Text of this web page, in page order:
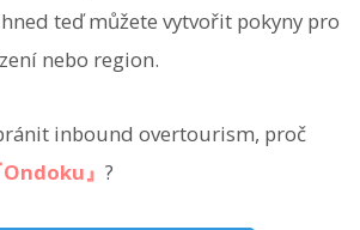
teď můžete vytvořit pokyny pro
nebo region.
inbound overtourism, proč
Ondoku』 ?